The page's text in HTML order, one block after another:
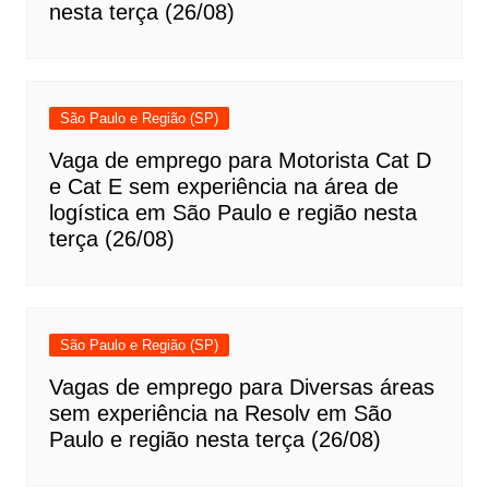
nesta terça (26/08)
São Paulo e Região (SP)
Vaga de emprego para Motorista Cat D
e Cat E sem experiência na área de
logística em São Paulo e região nesta
terça (26/08)
São Paulo e Região (SP)
Vagas de emprego para Diversas áreas
sem experiência na Resolv em São
Paulo e região nesta terça (26/08)